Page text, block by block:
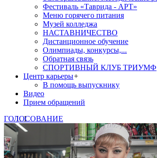
Фестиваль «Таврида - АРТ»
Меню горячего питания
Музей колледжа
НАСТАВНИЧЕСТВО
Дистанционное обучение
Олимпиады, конкурсы,...
Обратная связь
СПОРТИВНЫЙ КЛУБ ТРИУМФ
Центр карьеры+
В помощь выпускнику
Видео
Прием обращений
ГОЛОСОВАНИЕ
1
2
4
5